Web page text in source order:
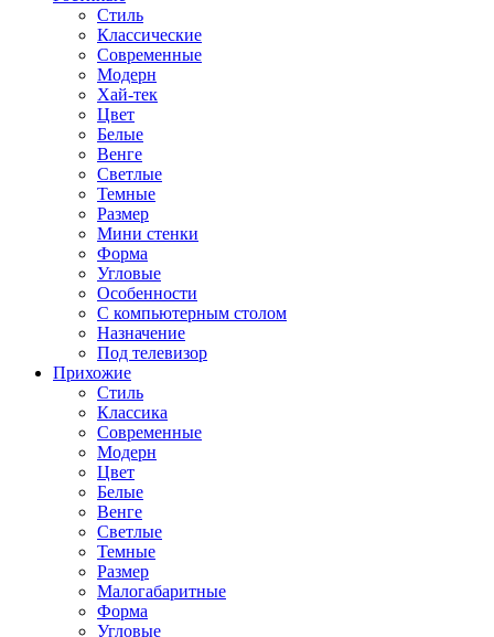
Стиль
Классические
Современные
Модерн
Хай-тек
Цвет
Белые
Венге
Светлые
Темные
Размер
Мини стенки
Форма
Угловые
Особенности
С компьютерным столом
Назначение
Под телевизор
Прихожие
Стиль
Классика
Современные
Модерн
Цвет
Белые
Венге
Светлые
Темные
Размер
Малогабаритные
Форма
Угловые